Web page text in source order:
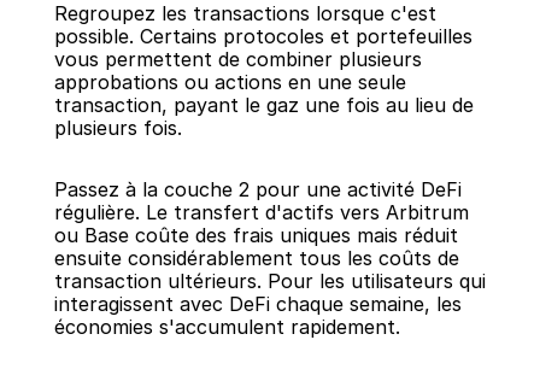
Regroupez les transactions lorsque c'est
possible. Certains protocoles et portefeuilles
vous permettent de combiner plusieurs
approbations ou actions en une seule
transaction, payant le gaz une fois au lieu de
plusieurs fois.
Passez à la couche 2 pour une activité DeFi
régulière. Le transfert d'actifs vers Arbitrum
ou Base coûte des frais uniques mais réduit
ensuite considérablement tous les coûts de
transaction ultérieurs. Pour les utilisateurs qui
interagissent avec DeFi chaque semaine, les
économies s'accumulent rapidement.